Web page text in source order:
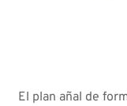
El plan añal de